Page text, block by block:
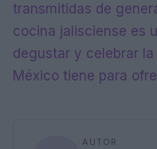
transmitidas de
cocina jalisciense es
degustar y celebrar
México tiene para
AUTOR